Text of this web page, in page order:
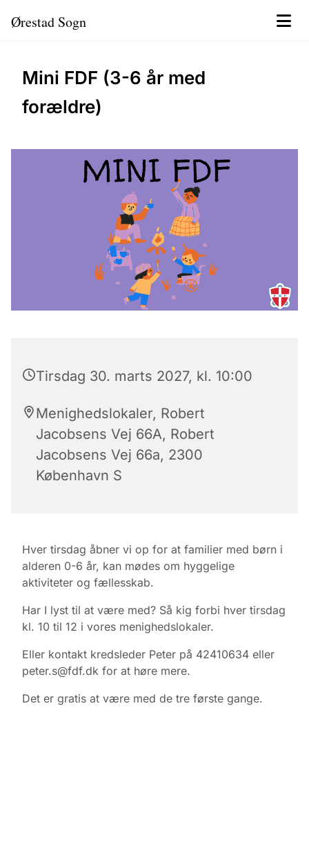
Ørestad Sogn
Mini FDF (3-6 år med
forældre)
Tirsdag 30. marts 2027, kl. 10:00
Menighedslokaler, Robert
Jacobsens Vej 66A, Robert
Jacobsens Vej 66a, 2300
København S
Hver tirsdag åbner vi op for at familier med børn i
alderen 0-6 år, kan mødes om hyggelige
aktiviteter og fællesskab.
Har I lyst til at være med? Så kig forbi hver tirsdag
kl. 10 til 12 i vores menighedslokaler.
Eller kontakt kredsleder Peter på 42410634 eller
peter.s@fdf.dk for at høre mere.
Det er gratis at være med de tre første gange.